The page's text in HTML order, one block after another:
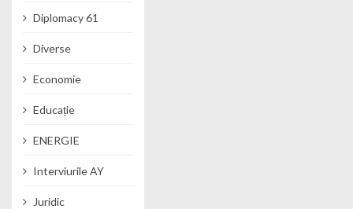
Diplomacy 61
Diverse
Economie
Educație
ENERGIE
Interviurile AY
Juridic